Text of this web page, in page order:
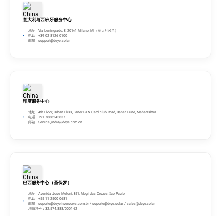
意大利与西班牙服务中心
地址：Via Leningrado, 8, 20161 Milano, MI（意大利米兰）
电话：+39 02 8126 0100
邮箱： support@deye.solar
印度服务中心
地址：4th Floor, Urban Bliss, Baner PAN Card club Road, Baner, Pune, Maharashtra
电话：+91 7888245837
邮箱： Service_india@deye.com.cn
巴西服务中心（圣保罗）
地址：Avenida Jose Meloni, 351, Mogi das Cruzes, Sao Paulo
电话：+55 11 2500 0681
邮箱： suporte@deyeinversores.com.br/ suporte@deye.solar/ sales@deye.solar
增值税号：32.574.888/0001-62